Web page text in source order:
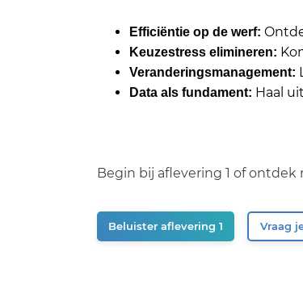
Efficiëntie op de werf:
Keuzestress elimineren:
Veranderingsmanagement:
Data als fundament: Haal
Begin bij aflevering 1 of
Beluister aflevering 1 Vraag